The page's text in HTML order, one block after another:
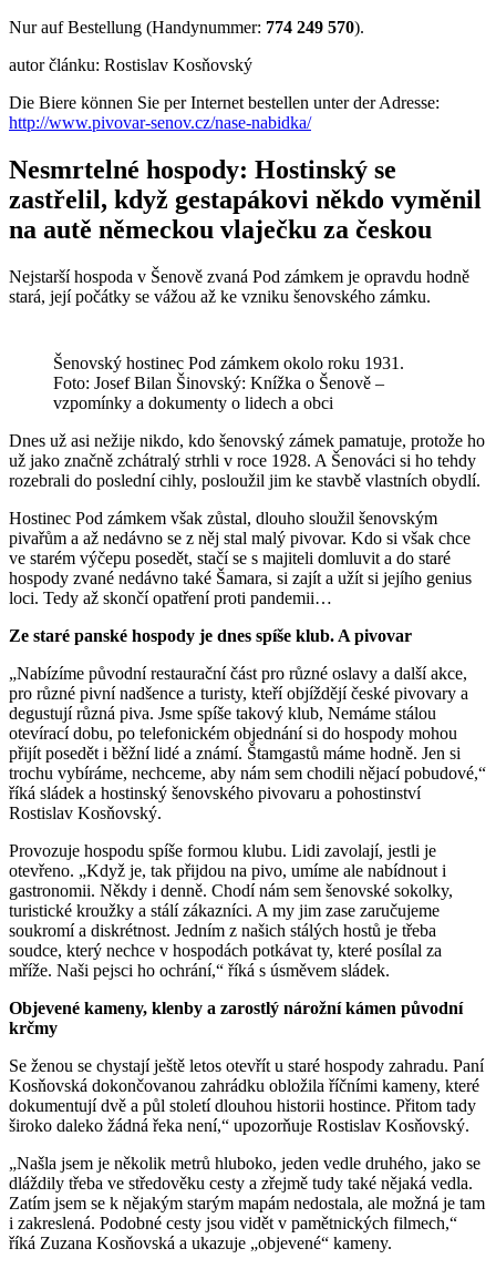
Nur auf Bestellung (Handynummer: 774 249 570).
autor článku: Rostislav Kosňovský
Die Biere können Sie per Internet bestellen unter der Adresse:
http://www.pivovar-senov.cz/nase-nabidka/
Nesmrtelné hospody: Hostinský se
zastřelil, když gestapákovi někdo vyměnil
na autě německou vlaječku za českou
​Nejstarší hospoda v Šenově zvaná Pod zámkem je opravdu hodně
stará, její počátky se vážou až ke vzniku šenovského zámku.
Šenovský hostinec Pod zámkem okolo roku 1931.
Foto: Josef Bilan Šinovský: Knížka o Šenově –
vzpomínky a dokumenty o lidech a obci
Dnes už asi nežije nikdo, kdo šenovský zámek pamatuje, protože ho
už jako značně zchátralý strhli v roce 1928. A Šenováci si ho tehdy
rozebrali do poslední cihly, posloužil jim ke stavbě vlastních obydlí.
Hostinec Pod zámkem však zůstal, dlouho sloužil šenovským
pivařům a až nedávno se z něj stal malý pivovar. Kdo si však chce
ve starém výčepu posedět, stačí se s majiteli domluvit a do staré
hospody zvané nedávno také Šamara, si zajít a užít si jejího genius
loci. Tedy až skončí opatření proti pandemii…
Ze staré panské hospody je dnes spíše klub. A pivovar
„Nabízíme původní restaurační část pro různé oslavy a další akce,
pro různé pivní nadšence a turisty, kteří objíždějí české pivovary a
degustují různá piva. Jsme spíše takový klub, Nemáme stálou
otevírací dobu, po telefonickém objednání si do hospody mohou
přijít posedět i běžní lidé a známí. Štamgastů máme hodně. Jen si
trochu vybíráme, nechceme, aby nám sem chodili nějací pobudové,“
říká sládek a hostinský šenovského pivovaru a pohostinství
Rostislav Kosňovský.
Provozuje hospodu spíše formou klubu. Lidi zavolají, jestli je
otevřeno. „Když je, tak přijdou na pivo, umíme ale nabídnout i
gastronomii. Někdy i denně. Chodí nám sem šenovské sokolky,
turistické kroužky a stálí zákazníci. A my jim zase zaručujeme
soukromí a diskrétnost. Jedním z našich stálých hostů je třeba
soudce, který nechce v hospodách potkávat ty, které posílal za
mříže. Naši pejsci ho ochrání,“ říká s úsměvem sládek.
Objevené kameny, klenby a zarostlý nárožní kámen původní
krčmy
Se ženou se chystají ještě letos otevřít u staré hospody zahradu. Paní
Kosňovská dokončovanou zahrádku obložila říčními kameny, které
dokumentují dvě a půl století dlouhou historii hostince. Přitom tady
široko daleko žádná řeka není,“ upozorňuje Rostislav Kosňovský.
„Našla jsem je několik metrů hluboko, jeden vedle druhého, jako se
dláždily třeba ve středověku cesty a zřejmě tudy také nějaká vedla.
Zatím jsem se k nějakým starým mapám nedostala, ale možná je tam
i zakreslená. Podobné cesty jsou vidět v pamětnických filmech,“
říká Zuzana Kosňovská a ukazuje „objevené“ kameny.